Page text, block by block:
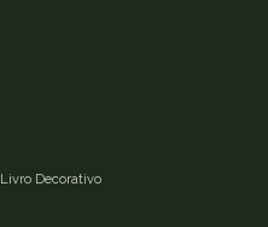
Livro Decorativo